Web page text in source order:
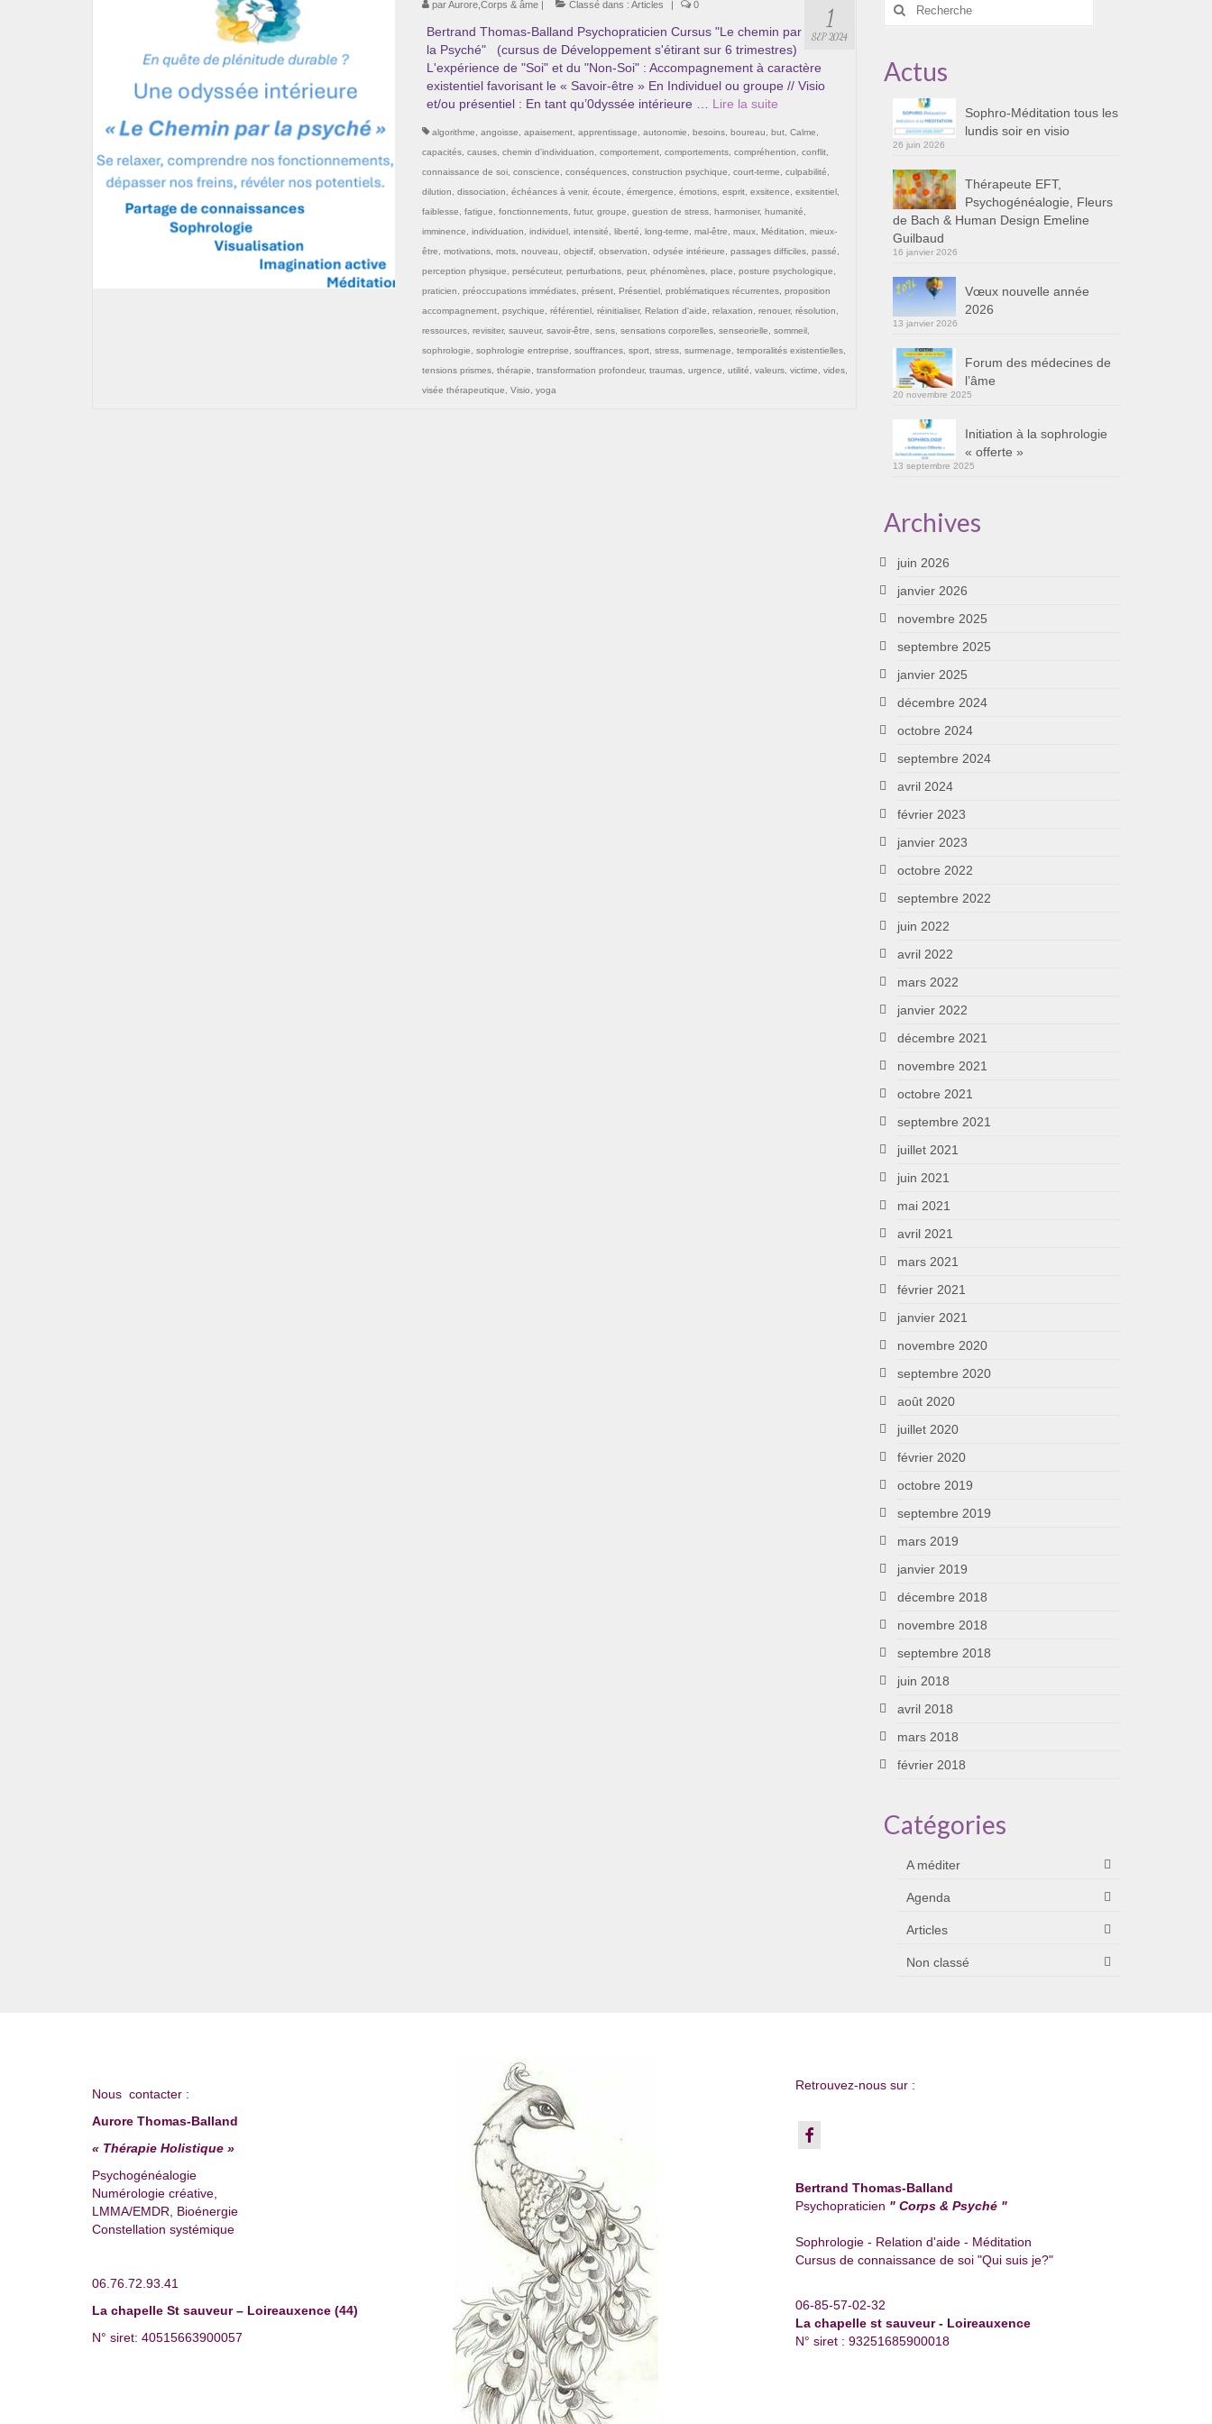
1
SEP 2024
parAurore,Corps & âme| Classé dans : Articles | 0
Bertrand Thomas-Balland Psychopraticien Cursus "Le chemin par
la Psyché" (cursus de Développement s'étirant sur 6 trimestres)
L'expérience de "Soi" et du "Non-Soi" : Accompagnement à caractère
existentiel favorisant le « Savoir-être » En Individuel ou groupe // Visio
et/ou présentiel : En tant qu’0dyssée intérieure … Lire la suite­­
algorithme angoisse apaisement, apprentissage autonomie besoins, boureau but, Calme
capacités, causes, chemin d'individuation comportement, comportements, compréhention conflit,
connaissance de soi, conscience conséquences, construction psychique court-terme culpabilité
dilution
dissociation échéances à venir, écoute émergence émotions, esprit, exsitence exsitentiel,
faiblesse
fatigue fonctionnements, futur, groupe guestion de stress, harmoniser, humanité
imminence
individuation individuel, intensité liberté long-terme mal-être maux, Méditation
mieux-
être
motivations, mots, nouveau objectif, observation odysée intérieure passages difficiles, passé
perception physique
persécuteur, perturbations, peur, phénomènes, place posture psychologique
praticien
préoccupations immédiates, présent, Présentiel, problématiques récurrentes, proposition
accompagnement, psychique référentiel, réinitialiser, Relation d'aide relaxation renouer, résolution
ressources, revisiter, sauveur, savoir-être sens, sensations corporelles, senseorielle sommeil,
sophrologie
sophrologie entreprise souffrances, sport, stress, surmenage temporalités existentielles,
tensions prismes, thérapie transformation profondeur, traumas, urgence utilité valeurs, victime vides,
visée thérapeutique
Visio yoga
Actus
Sophro-Méditation tous les
lundis soir en visio
26 juin 2026
Thérapeute EFT,
Psychogénéalogie, Fleurs
de Bach & Human Design Emeline
Guilbaud
16 janvier 2026
Vœux nouvelle année
2026
13 janvier 2026
Forum des médecines de
l’âme
20 novembre 2025
Initiation à la sophrologie
« offerte »
13 septembre 2025
Archives
juin 2026
janvier 2026
novembre 2025
septembre 2025
janvier 2025
décembre 2024
octobre 2024
septembre 2024
avril 2024
février 2023
janvier 2023
octobre 2022
septembre 2022
juin 2022
avril 2022
mars 2022
janvier 2022
décembre 2021
novembre 2021
octobre 2021
septembre 2021
juillet 2021
juin 2021
mai 2021
avril 2021
mars 2021
février 2021
janvier 2021
novembre 2020
septembre 2020
août 2020
juillet 2020
février 2020
octobre 2019
septembre 2019
mars 2019
janvier 2019
décembre 2018
novembre 2018
septembre 2018
juin 2018
avril 2018
mars 2018
février 2018
Catégories
A méditer
Agenda
Articles
Non classé
Nous contacter :
Aurore Thomas-Balland
« Thérapie Holistique »
Psychogénéalogie
Numérologie créative,
LMMA/EMDR, Bioénergie
Constellation systémique
06.76.72.93.41
La chapelle St sauveur – Loireauxence (44)
N° siret: 40515663900057
Retrouvez-nous sur :
Bertrand Thomas-Balland
Psychopraticien " Corps & Psyché "
Sophrologie - Relation d'aide - Méditation
Cursus de connaissance de soi "Qui suis je?"
06-85-57-02-32
La chapelle st sauveur - Loireauxence
N° siret : 93251685900018